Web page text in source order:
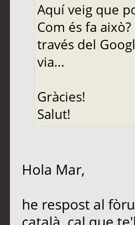
Aquí veig que
Com és fa
través del
via...
Gràcies!
Salut!
Hola Mar,
he respost al